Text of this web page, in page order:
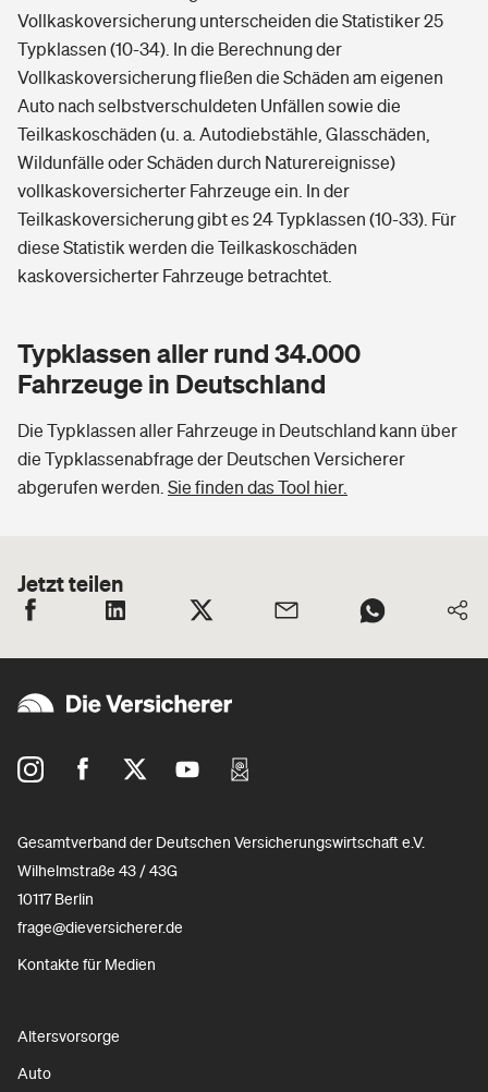
Vollkaskoversicherung unterscheiden die Statistiker 25
Typklassen (10-34). In die Berechnung der
Vollkaskoversicherung fließen die Schäden am eigenen
Auto nach selbstverschuldeten Unfällen sowie die
Teilkaskoschäden (u. a. Autodiebstähle, Glasschäden,
Wildunfälle oder Schäden durch Naturereignisse)
vollkaskoversicherter Fahrzeuge ein. In der
Teilkaskoversicherung gibt es 24 Typklassen (10-33). Für
diese Statistik werden die Teilkaskoschäden
kaskoversicherter Fahrzeuge betrachtet.
Typklassen aller rund 34.000
Fahrzeuge in Deutschland
Die Typklassen aller Fahrzeuge in Deutschland kann über
die Typklassenabfrage der Deutschen Versicherer
abgerufen werden. Sie finden das Tool hier.
Jetzt teilen
Gesamtverband der Deutschen Versicherungswirtschaft e.V.
Wilhelmstraße 43 / 43G
10117 Berlin
frage@dieversicherer.de
Kontakte für Medien
Altersvorsorge
Auto